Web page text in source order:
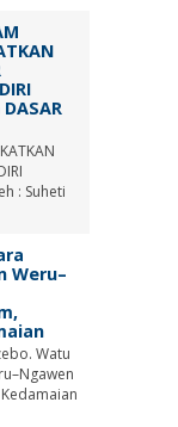
: Suheti
Weru–
Watu